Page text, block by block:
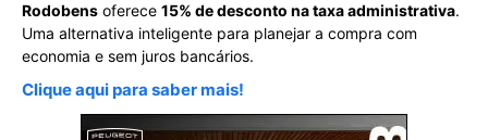
Rodobens oferece 15% de desconto na taxa administrativa.
Uma alternativa inteligente para planejar a compra com
economia e sem juros bancários.
Clique aqui para saber mais!